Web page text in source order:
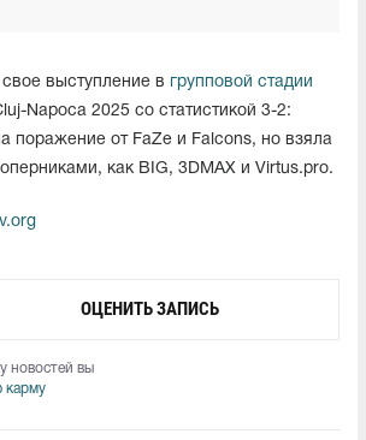
выступление в групповой стадии
Napoca 2025 со статистикой 3-2:
поражение от FaZe и Falcons, но взяла
как BIG, 3DMAX и Virtus.pro.
ОЦЕНИТЬ ЗАПИСЬ
новостей вы
карму